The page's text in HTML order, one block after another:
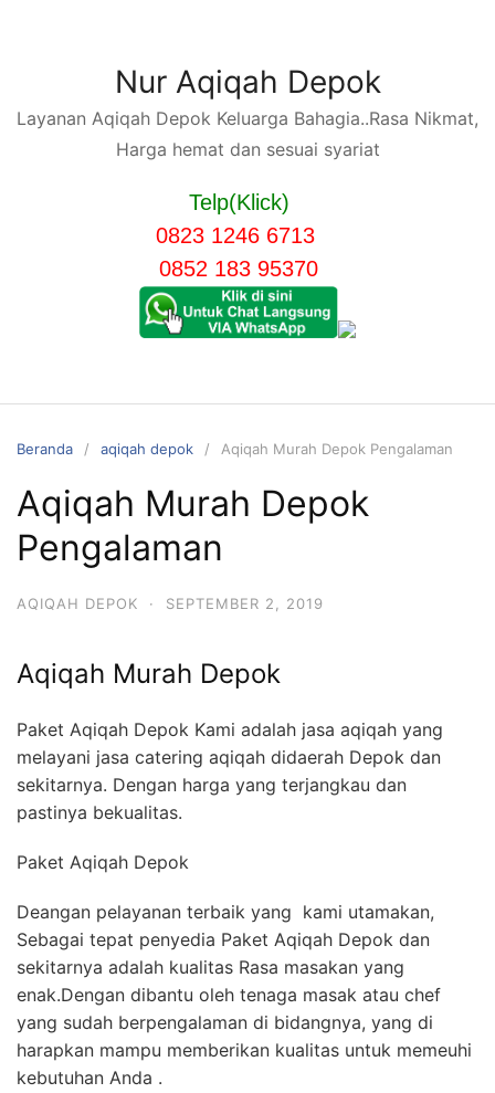
Nur Aqiqah Depok
Layanan Aqiqah Depok Keluarga Bahagia..Rasa Nikmat,
Harga hemat dan sesuai syariat
Telp(Klick)
0823 1246 6713
0852 183 95370
Beranda aqiqah depok Aqiqah Murah Depok Pengalaman
Aqiqah Murah Depok
Pengalaman
AQIQAH DEPOK · SEPTEMBER 2, 2019
Aqiqah Murah Depok
Paket Aqiqah Depok Kami adalah jasa aqiqah yang
melayani jasa catering aqiqah didaerah Depok dan
sekitarnya. Dengan harga yang terjangkau dan
pastinya bekualitas.
Paket Aqiqah Depok
Deangan pelayanan terbaik yang kami utamakan,
Sebagai tepat penyedia Paket Aqiqah Depok dan
sekitarnya adalah kualitas Rasa masakan yang
enak.Dengan dibantu oleh tenaga masak atau chef
yang sudah berpengalaman di bidangnya, yang di
harapkan mampu memberikan kualitas untuk memeuhi
kebutuhan Anda .